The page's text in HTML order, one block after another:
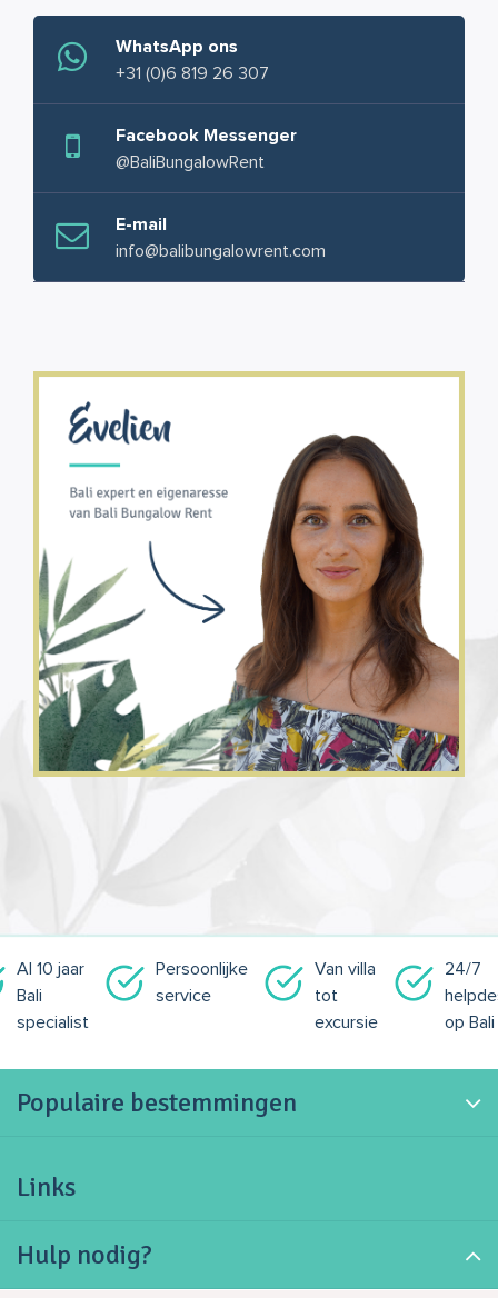
WhatsApp ons
+31 (0)6 819 26 307
Facebook Messenger
@BaliBungalowRent
E-mail
info@balibungalowrent.com
Al 10 jaar
Bali
specialist
Persoonlijke
service
Van villa
tot
excursie
24/7
op Bali
Populaire bestemmingen
Links
Hulp nodig?